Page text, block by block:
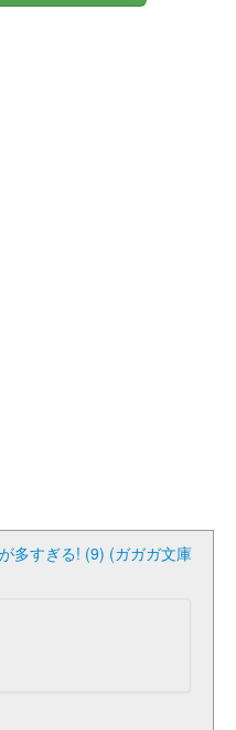
多すぎる! (9) (ガガガ文庫